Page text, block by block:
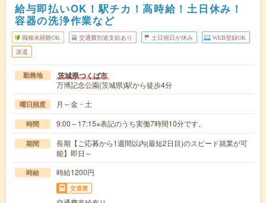
給与即払いOK！駅チカ！高時給！土日休み！
容器の洗浄作業など
職種未経験OK 交通費別途支給あり 土日祝日が休み WEB登録OK
派遣
勤務地 茨城県つくば市
万博記念公園(茨城県)駅から徒歩4分
曜日頻度 月～金・土
時間 9:00～17:15※表記のうち実働7時間10分です。
期間
長期【ご応募から1週間以内(最短2日目)のスピード就業が可
能】即日～
時給 時給1200円
交通費